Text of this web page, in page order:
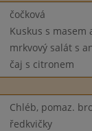
čočková
Kuskus s masem
mrkvový salát s
čaj s citronem
Chléb, pomaz.
ředkvičky